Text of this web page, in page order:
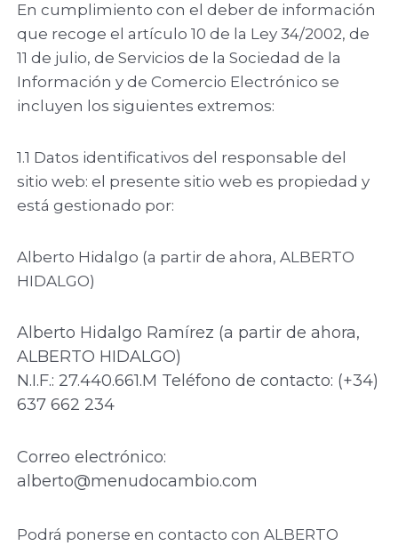
En cumplimiento con el deber de información
que recoge el artículo 10 de la Ley 34/2002, de
11 de julio, de Servicios de la Sociedad de la
Información y de Comercio Electrónico se
incluyen los siguientes extremos:
1.1 Datos identificativos del responsable del
sitio web: el presente sitio web es propiedad y
está gestionado por:
Alberto Hidalgo (a partir de ahora, ALBERTO
HIDALGO)
Alberto Hidalgo Ramírez (a partir de ahora,
ALBERTO HIDALGO)
N.I.F.: 27.440.661.M Teléfono de contacto: (+34)
637 662 234
Correo electrónico:
alberto@menudocambio.com
Podrá ponerse en contacto con ALBERTO